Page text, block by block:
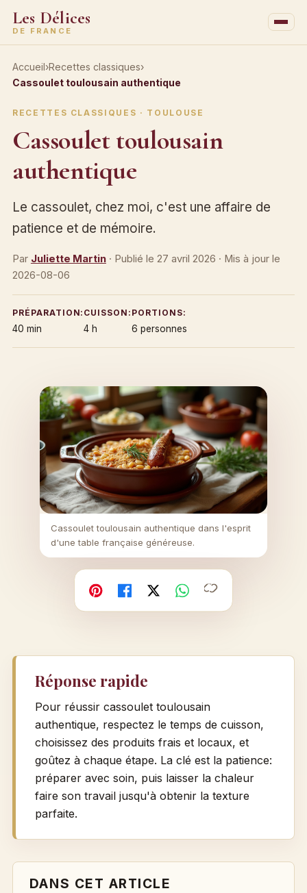
Les Délices
DE FRANCE
Accueil›Recettes classiques›
Cassoulet toulousain authentique
RECETTES CLASSIQUES · TOULOUSE
Cassoulet toulousain
authentique
Le cassoulet, chez moi, c'est une affaire de
patience et de mémoire.
Par Juliette Martin· Publié le 27 avril 2026 · Mis à jour le
2026-08-06
PRÉPARATION:
40 min
CUISSON:
4 h
PORTIONS:
6 personnes
Cassoulet toulousain authentique dans l'esprit
d'une table française généreuse.
Facebook
X WhatsApp
Copier
Réponse rapide
Pour réussir cassoulet toulousain
authentique, respectez le temps de cuisson,
choisissez des produits frais et locaux, et
goûtez à chaque étape. La clé est la patience:
préparer avec soin, puis laisser la chaleur
faire son travail jusqu'à obtenir la texture
parfaite.
DANS CET ARTICLE